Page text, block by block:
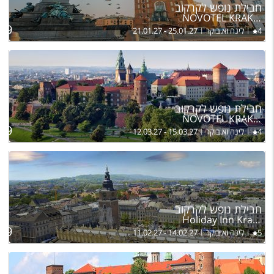
חבילת נופש לקרקוב
NOVOTEL KRAKOW CITY WEST
4 לינה וא.בוקר 21.01.27 - 25.01.27
חבילת נופש לקרקוב
NOVOTEL KRAKOW CITY WEST
4 לינה וא.בוקר 12.03.27 - 15.03.27
חבילת נופש לקרקוב
Holiday Inn Krakow City Centre
5 לינה וא.בוקר 11.02.27 - 14.02.27